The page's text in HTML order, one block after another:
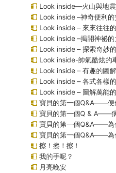
Look inside—火山與地震
Look inside –神奇便利
Look inside – 來來往往
Look inside –揭開神祕的
Look inside – 探索奇妙
Look inside-帥氣酷炫的
Look inside – 有趣的圖
Look inside – 各式各樣
Look inside – 圖解萬能
寶貝的第一個Q&A――便
寶貝的第一個Q & A――
寶貝的第一個Q&A——為
寶貝的第一個Q&A――為
擦！擦！擦！
我的手呢？
月亮晚安